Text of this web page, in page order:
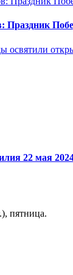
Праздник
освятили
22 мая
пятница.